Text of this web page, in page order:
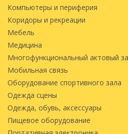
Компьютеры и периферия
Коридоры и рекреации
Мебель
Медицина
Многофункциональный актовый
Мобильная связь
Оборудование спортивного зала
Одежда сцены
Одежда, обувь, аксессуары
Пищевое оборудование